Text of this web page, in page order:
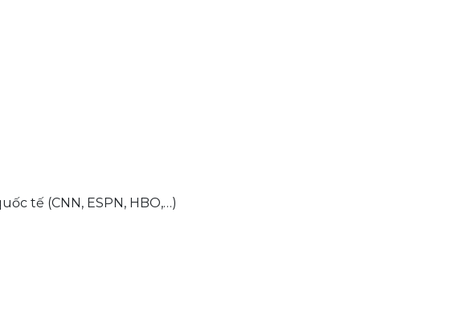
tế (CNN, ESPN, HBO,…)